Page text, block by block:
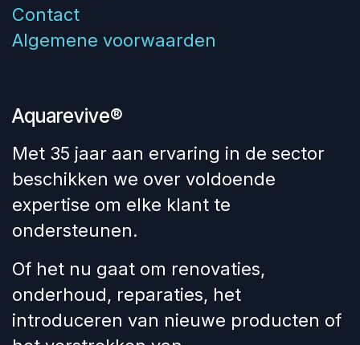
Contact
Algemene voorwaarden
Aquarevive®
Met 35 jaar aan ervaring in de sector
beschikken we over voldoende
expertise om elke klant te
ondersteunen.
Of het nu gaat om renovaties,
onderhoud, reparaties, het
introduceren van nieuwe producten of